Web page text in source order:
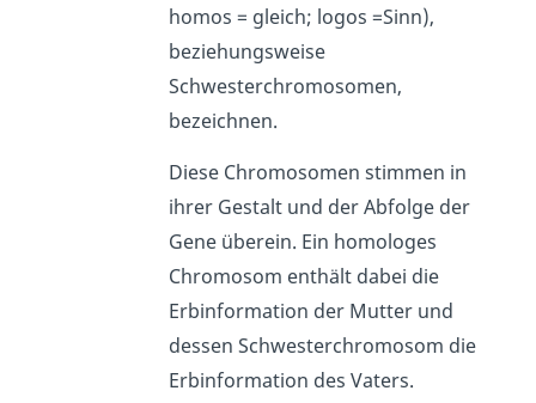
homos = gleich; logos =Sinn),
beziehungsweise
Schwesterchromosomen,
bezeichnen.
Diese Chromosomen stimmen in
ihrer Gestalt und der Abfolge der
Gene überein. Ein homologes
Chromosom enthält dabei die
Erbinformation der Mutter und
dessen Schwesterchromosom die
Erbinformation des Vaters.